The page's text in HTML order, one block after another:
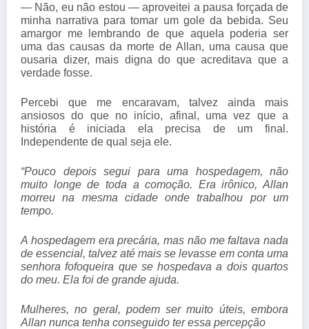
— Não, eu não estou — aproveitei a pausa forçada de
minha narrativa para tomar um gole da bebida. Seu
amargor me lembrando de que aquela poderia ser
uma das causas da morte de Allan, uma causa que
ousaria dizer, mais digna do que acreditava que a
verdade fosse.
Percebi que me encaravam, talvez ainda mais
ansiosos do que no início, afinal, uma vez que a
história é iniciada ela precisa de um final.
Independente de qual seja ele.
“Pouco depois segui para uma hospedagem, não
muito longe de toda a comoção. Era irônico, Allan
morreu na mesma cidade onde trabalhou por um
tempo.
A hospedagem era precária, mas não me faltava nada
de essencial, talvez até mais se levasse em conta uma
senhora fofoqueira que se hospedava a dois quartos
do meu. Ela foi de grande ajuda.
Mulheres, no geral, podem ser muito úteis, embora
Allan nunca tenha conseguido ter essa percepção